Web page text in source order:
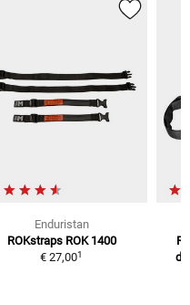
Enduristan
ROKstraps ROK 1400
€ 27,001